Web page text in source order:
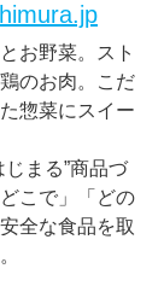
お野菜。スト
のお肉。こだ
惣菜にスイー
じまる”商品づ
こで」「どの
全な食品を取